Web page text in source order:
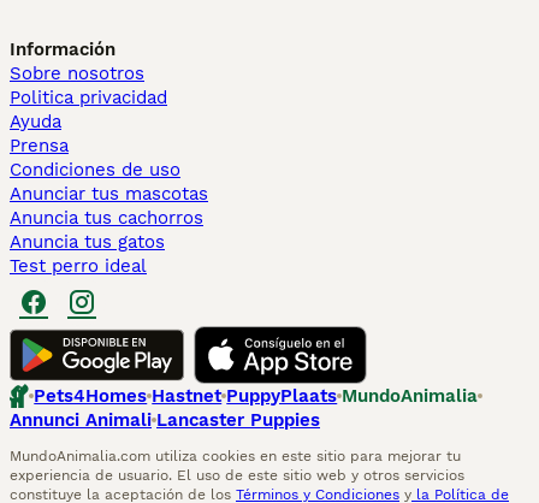
Información
Sobre nosotros
Politica privacidad
Ayuda
Prensa
Condiciones de uso
Anunciar tus mascotas
Anuncia tus cachorros
Anuncia tus gatos
Test perro ideal
Pets4Homes Hastnet PuppyPlaats MundoAnimalia
Annunci Animali Lancaster Puppies
MundoAnimalia.com utiliza cookies en este sitio para mejorar tu
experiencia de usuario. El uso de este sitio web y otros servicios
constituye la aceptación de los Términos y Condiciones y la Política de